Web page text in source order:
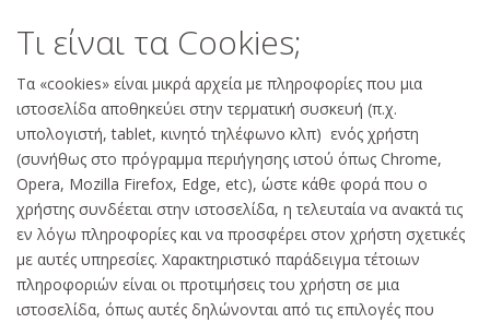
Τι είναι τα Cookies;
Τα «cookies» είναι μικρά αρχεία με πληροφορίες που μια
ιστοσελίδα αποθηκεύει στην τερματική συσκευή (π.χ.
υπολογιστή, tablet, κινητό τηλέφωνο κλπ) ενός χρήστη
(συνήθως στο πρόγραμμα περιήγησης ιστού όπως Chrome,
Opera, Mozilla Firefox, Edge, etc), ώστε κάθε φορά που ο
χρήστης συνδέεται στην ιστοσελίδα, η τελευταία να ανακτά τις
εν λόγω πληροφορίες και να προσφέρει στον χρήστη σχετικές
με αυτές υπηρεσίες. Χαρακτηριστικό παράδειγμα τέτοιων
πληροφοριών είναι οι προτιμήσεις του χρήστη σε μια
ιστοσελίδα, όπως αυτές δηλώνονται από τις επιλογές που